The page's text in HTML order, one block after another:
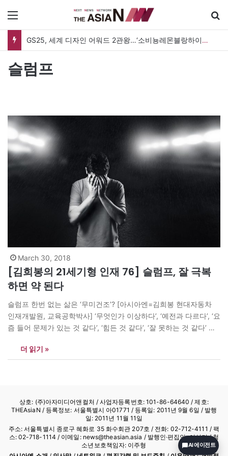
GS25, 세계 디자인 어워드 2관왕…‘소비뇽레몬블랑하이볼’ 디자인 경쟁력 인정
슬럼프
March 30, 2018
[김희봉의 21세기형 인재 76] 슬럼프, 잘 극복
하면 약 된다
슬럼프 한번 없는 삶은 ‘무미건조’? [아시아엔=김희봉 현대자동차
인재개발원, 교육공학박사] ‘무엇인가 이상하다’, ‘예전과 다르다’, ‘요
즘 들어 문제가 있는 것 같다’, ‘힘든 것 같다’, ‘잘 못하는 것 같다’ 등
신은 어쩌면 슬럼프에 빠졌을 수도 있다. 슬럼프란 자신의 실력이 일
시적으로 정체되거나 갑자기 성적이나 성과가 부진해지는…
더 읽기 »
상호: (주)아자미디어앤컬처 /사업자등록번호: 101-86-64640 / 제호:
THEAsiaN / 등록정보: 서울특별시 아01771 / 등록일: 2011년 9월 6일 / 발행
일: 2011년 11월 11일
주소: 서울특별시 종로구 혜화로 35 화수회관 207호 / 전화: 02-712-4111 / 팩
스: 02-718-1114 / 이메일: news@theasian.asia / 발행인·편집인: 이상기 / 청
소년보호책임자: 이주형
AI 에이전트